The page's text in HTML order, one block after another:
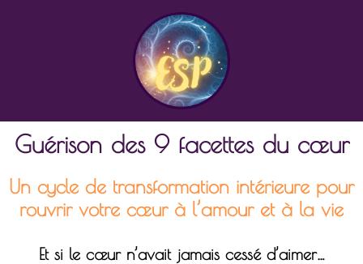
Guérison des 9 facettes du cœur
Un cycle de transformation intérieure pour
rouvrir votre cœur à l’amour et à la vie
Et si le cœur n’avait jamais cessé d’aimer…